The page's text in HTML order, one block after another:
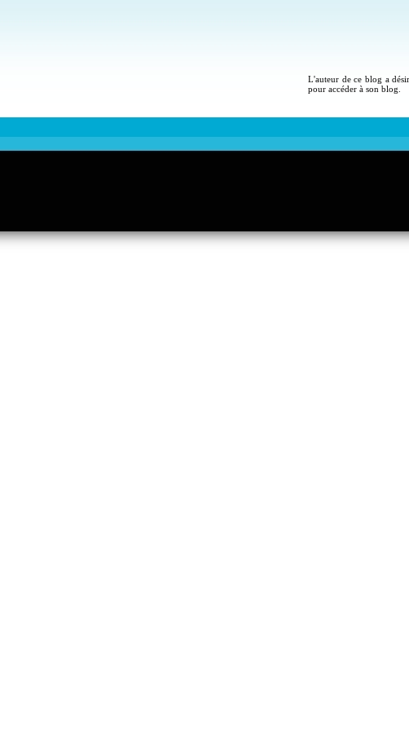
L'auteur de ce blog a
pour accéder à son blog.